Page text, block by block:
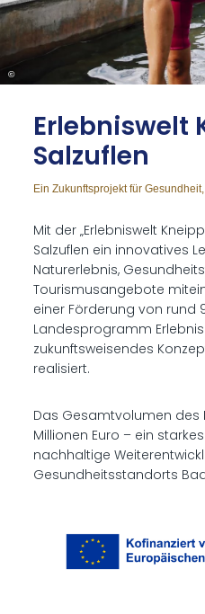
©
Er­leb­nis­welt
Salz­uflen
Ein Zukunftsprojekt für
Mit der „Erlebniswelt
Salzuflen ein innovatives
Naturerlebnis,
Tourismusangebote
einer Förderung von rund
Landesprogramm
zukunftsweisendes
realisiert.
Das Gesamtvolumen des
Millionen Euro – ein
nachhaltige
Gesundheitsstandorts